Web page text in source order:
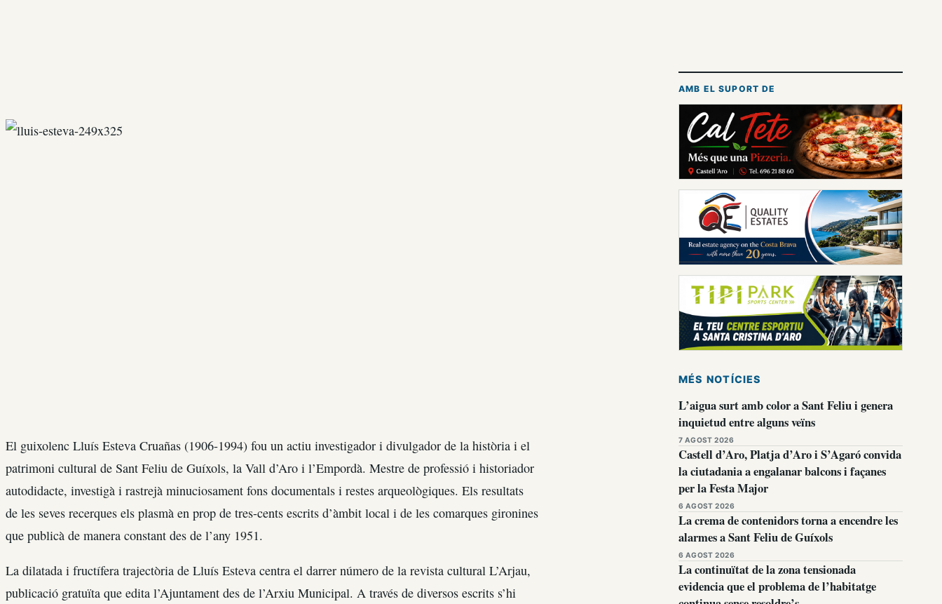
El guixolenc Lluís Esteva Cruañas (1906-1994) fou un actiu investigador i divulgador de la història i el
patrimoni cultural de Sant Feliu de Guíxols, la Vall d’Aro i l’Empordà. Mestre de professió i historiador
autodidacte, investigà i rastrejà minuciosament fons documentals i restes arqueològiques. Els resultats
de les seves recerques els plasmà en prop de tres-cents escrits d’àmbit local i de les comarques gironines
que publicà de manera constant des de l’any 1951.
La dilatada i fructífera trajectòria de Lluís Esteva centra el darrer número de la revista cultural L’Arjau,
publicació gratuïta que edita l’Ajuntament des de l’Arxiu Municipal. A través de diversos escrits s’hi
AMB EL SUPORT DE
MÉS NOTÍCIES
L’aigua surt amb color a Sant Feliu i genera
inquietud entre alguns veïns
7 AGOST 2026
Castell d’Aro, Platja d’Aro i S’Agaró convida
la ciutadania a engalanar balcons i façanes
per la Festa Major
6 AGOST 2026
La crema de contenidors torna a encendre les
alarmes a Sant Feliu de Guíxols
6 AGOST 2026
La continuïtat de la zona tensionada
evidencia que el problema de l’habitatge